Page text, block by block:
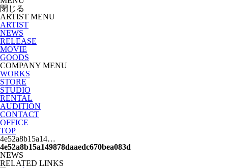
閉じる
ARTIST MENU
ARTIST
NEWS
RELEASE
MOVIE
GOODS
COMPANY MENU
WORKS
STORE
STUDIO
RENTAL
AUDITION
CONTACT
OFFICE
TOP
4e52a8b15a14…
4e52a8b15a149878daaedc670bea083d
NEWS
RELATED LINKS